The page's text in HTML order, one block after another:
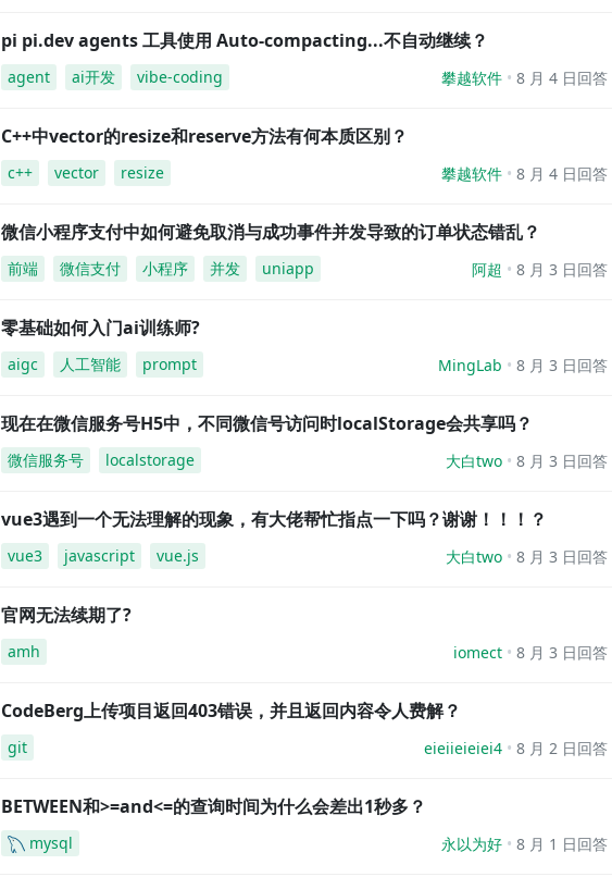
pi pi.dev agents 工具使用 Auto-compacting...不自动继续？
agent ai开发 vibe-coding 攀越软件 8 月 4 日回答
C++中vector的resize和reserve方法有何本质区别？
c++ vector resize 攀越软件 8 月 4 日回答
微信小程序支付中如何避免取消与成功事件并发导致的订单状态错乱？
前端 微信支付 小程序 并发 uniapp 阿超 8 月 3 日回答
零基础如何入门ai训练师?
aigc 人工智能 prompt MingLab 8 月 3 日回答
现在在微信服务号H5中，不同微信号访问时localStorage会共享吗？
微信服务号 localstorage 大白two 8 月 3 日回答
vue3遇到一个无法理解的现象，有大佬帮忙指点一下吗？谢谢！！！？
vue3 javascript vue.js 大白two 8 月 3 日回答
官网无法续期了?
amh iomect 8 月 3 日回答
CodeBerg上传项目返回403错误，并且返回内容令人费解？
git eieiieieiei4 8 月 2 日回答
BETWEEN和>=and<=的查询时间为什么会差出1秒多？
mysql 永以为好 8 月 1 日回答